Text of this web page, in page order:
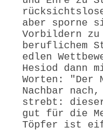
aber sporne
Vorbildern zu
beruflichem
edlen
Hesiod dann
Worten: "Der
Nachbar
strebt:
gut für die
Töpfer ist